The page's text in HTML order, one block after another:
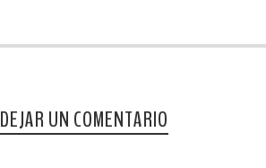
DEJAR UN COMENTARIO